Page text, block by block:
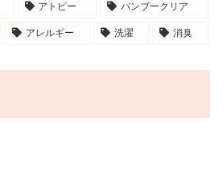
アトピー バンブークリア
アレルギー 洗濯 消臭